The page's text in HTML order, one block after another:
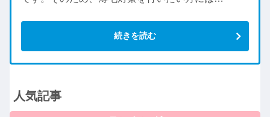
続きを読む
人気記事